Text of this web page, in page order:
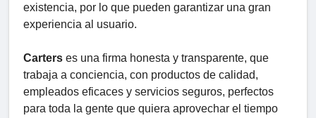
existencia, por lo que pueden garantizar una gran
experiencia al usuario.
Carters es una firma honesta y transparente, que
trabaja a conciencia, con productos de calidad,
empleados eficaces y servicios seguros, perfectos
para toda la gente que quiera aprovechar el tiempo